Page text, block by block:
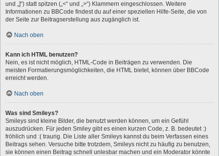
und „]“) statt spitzen („<“ und „>“) Klammern eingeschlossen. Weitere
Informationen zu BBCode findest du auf einer speziellen Hilfe-Seite, die von
der Seite zur Beitragserstellung aus zugänglich ist.
Nach oben
Kann ich HTML benutzen?
Nein, es ist nicht möglich, HTML-Code in Beiträgen zu verwenden. Die
meisten Formatierungsmöglichkeiten, die HTML bietet, können über BBCode
erreicht werden.
Nach oben
Was sind Smileys?
Smileys sind kleine Bilder, die benutzt werden können, um ein Gefühl
auszudrücken. Für jeden Smiley gibt es einen kurzen Code, z. B. bedeutet :)
fröhlich und :( traurig. Die Liste aller Smileys kannst du beim Verfassen eines
Beitrags sehen. Versuche bitte trotzdem, Smileys nicht zu häufig zu benutzen,
sie können einen Beitrag schnell unlesbar machen und ein Moderator könnte